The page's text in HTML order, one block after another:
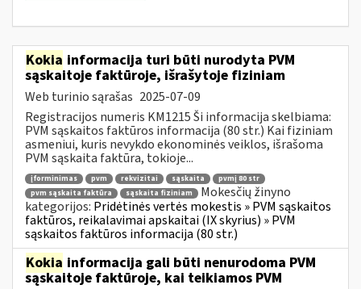
Kokia informacija turi būti nurodyta PVM
sąskaitoje faktūroje, išrašytoje fiziniam
Web turinio sąrašas 2025-07-09
Registracijos numeris KM1215 Ši informacija skelbiama:
PVM sąskaitos faktūros informacija (80 str.) Kai fiziniam
asmeniui, kuris nevykdo ekonominės veiklos, išrašoma
PVM sąskaita faktūra, tokioje...
įforminimas pvm rekvizitai sąskaita
pvmį 80 str
pvm sąskaita faktūra
sąskaita fiziniam
Mokesčių žinyno
kategorijos: Pridėtinės vertės mokestis » PVM sąskaitos
faktūros, reikalavimai apskaitai (IX skyrius) » PVM
sąskaitos faktūros informacija (80 str.)
Kokia informacija gali būti nenurodoma PVM
sąskaitoje faktūroje, kai teikiamos PVM